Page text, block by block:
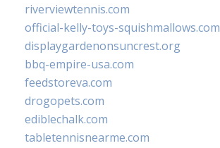
riverviewtennis.com
official-kelly-toys-squishmallows.com
displaygardenonsuncrest.org
bbq-empire-usa.com
feedstoreva.com
drogopets.com
ediblechalk.com
tabletennisnearme.com